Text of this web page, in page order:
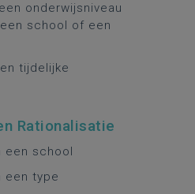
onderwijsniveau
school of een
tijdelijke
Rationalisatie
een school
een type